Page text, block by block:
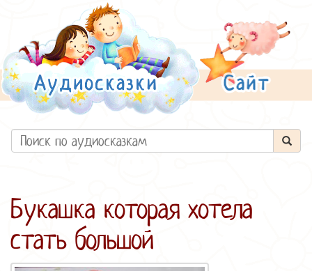
Букашка которая хотела
стать большой